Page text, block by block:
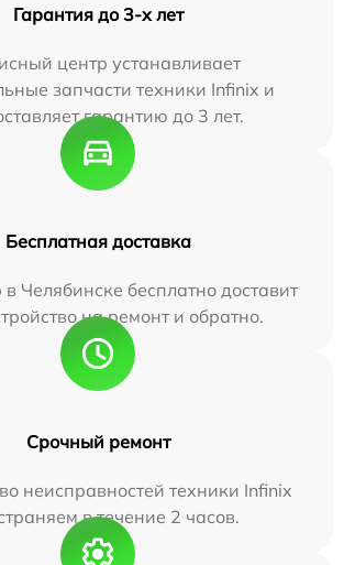
Гарантия до 3-х лет
центр устанавливает
запчасти техники Infinix и
гарантию до 3 лет.
Бесплатная доставка
Челябинске бесплатно доставит
на ремонт и обратно.
Срочный ремонт
неисправностей техники Infinix
в течение 2 часов.